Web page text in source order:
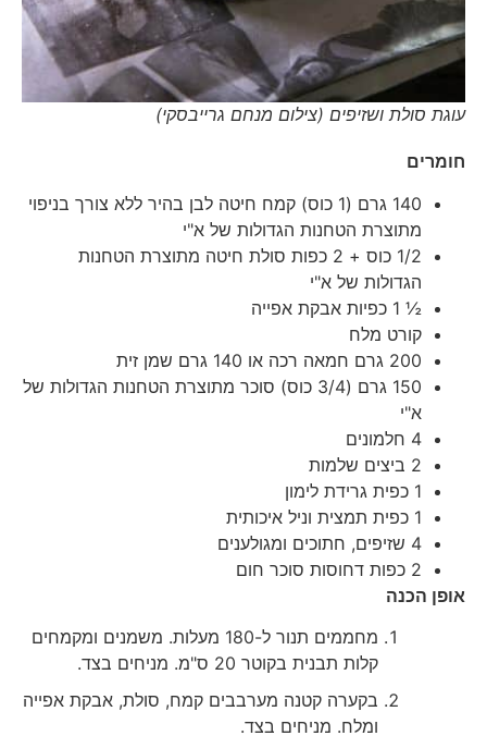
עוגת סולת ושזיפים (צילום מנחם גרייבסקי)
חומרים
140 גרם (1 כוס) קמח חיטה לבן בהיר ללא צורך בניפוי
מתוצרת הטחנות הגדולות של א"י
1/2 כוס + 2 כפות סולת חיטה מתוצרת הטחנות
הגדולות של א"י
½ 1 כפיות אבקת אפייה
קורט מלח
200 גרם חמאה רכה או 140 גרם שמן זית
150 גרם (3/4 כוס) סוכר מתוצרת הטחנות הגדולות של
4 חלמונים
2 ביצים שלמות
1 כפית גרידת לימון
1 כפית תמצית וניל איכותית
4 שזיפים, חתוכים ומגולענים
2 כפות דחוסות סוכר חום
אופן הכנה
מחממים תנור ל-180 מעלות. משמנים ומקמחים
קלות תבנית בקוטר 20 ס"מ. מניחים בצד.
בקערה קטנה מערבבים קמח, סולת, אבקת אפייה
ומלח. מניחים בצד.